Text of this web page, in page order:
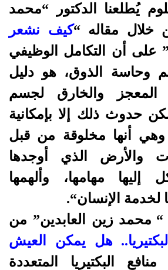
يُطلعنا الدكتور “محمد
خلال مقاله “كيف نشعر
” على أن التكامل الوظيفي
وحاسة الذوق، هو دليل
المعجز والخارق لجسم
حدوث ذلك إلا بإمكانية
وهي أنها مخلوقة من قبل
والأرض الذي أوجدها
إليها مهامها، وألهمها
لخدمة الإنسان“
.
“ محمد زين العابدين” من
البكتيريا.. هل يمكن العيش
البكتيريا المتعددة